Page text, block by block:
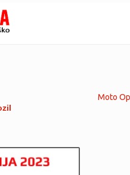
Moto